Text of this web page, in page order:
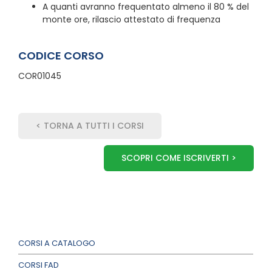
CORSI A CATALOGO
CORSI FAD
A quanti avranno frequentato almeno il 80 % del
monte ore, rilascio attestato di frequenza
CODICE CORSO
COR01045
< TORNA A TUTTI I CORSI
SCOPRI COME ISCRIVERTI >